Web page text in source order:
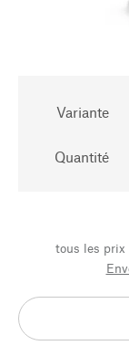
Variante
Quantité
tous les prix